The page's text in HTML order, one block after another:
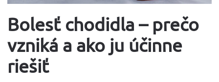
Bolesť chodidla – prečo
vzniká a ako ju účinne
riešiť